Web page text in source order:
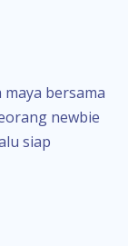
bersama
newbie
siap